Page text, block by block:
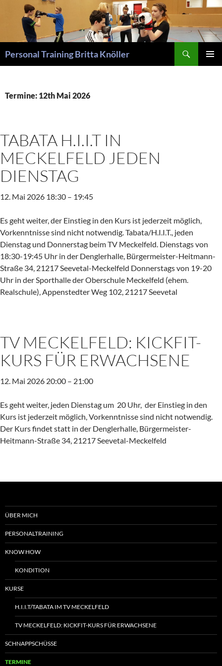
Personal Training Britta Knöller
Termine: 12th Mai 2026
TABATA H.I.I.T IN
MECKELFELD JEDEN
DIENSTAG
12. Mai 2026 18:30 – 19:45
Es geht weiter, der Einstieg in den Kurs ist jederzeit möglich,
Vorkenntnisse sind nicht notwendig. Tabata/H.I.I.T., jeden
Dienstag und Donnerstag beim TV Meckelfeld. Dienstags von
18:30-19:45 Uhr in der Denglerhalle, Bürgermeister-Heitmann-
Straße 34, 21217 Seevetal-Meckelfeld Donnerstags von 19-20
Uhr in der Sporthalle der Oberschule Meckelfeld (ehem.
Realschule), Appenstedter Weg 102, 21217 Seevetal
TV MECKELFELD: KICKFIT-
KURS FÜR ERWACHSENE
12. Mai 2026 20:00 – 21:00
Es geht weiter, jeden Dienstag um 20 Uhr, der Einstieg in den
Kurs ist jederzeit möglich, Vorkenntnisse sind nicht notwendig.
Der Kurs findet statt in der Denglerhalle, Bürgermeister-
Heitmann-Straße 34, 21217 Seevetal-Meckelfeld
ÜBER MICH
PERSONALTRAINING
KNOW HOW
KONDITION
KURSE
H.I.I.T/TABATA IM TV MECKELFELD
TV MECKELFELD: KICKFIT-KURS FÜR ERWACHSENE
SCHNAPPSCHÜSSE
TERMINE